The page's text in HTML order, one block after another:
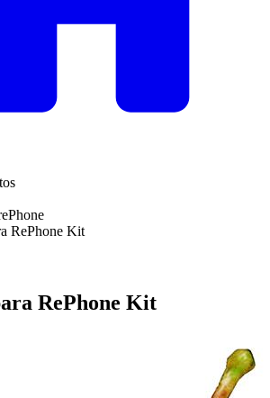
RePhone Kit
RePhone Kit